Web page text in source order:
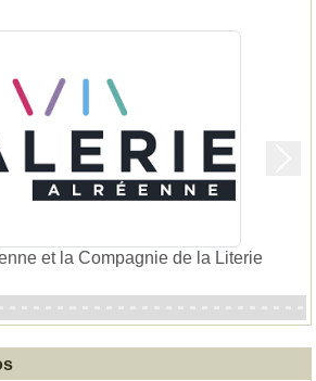
et la Compagnie de la Literie